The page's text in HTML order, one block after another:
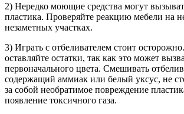
2) Нередко моющие средства могут
пластика. Проверяйте реакцию мебели на
незаметных участках.
3) Играть с отбеливателем стоит
оставляйте остатки, так как это может
первоначального цвета. Смешивать
содержащий аммиак или белый уксус, не
за собой необратимое повреждение
появление токсичного газа.